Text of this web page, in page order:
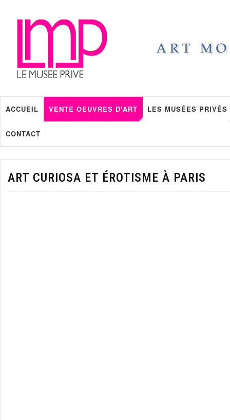
ACCUEIL VENTE OEUVRES D'ART LES MUSÉES PRIVÉS
CONTACT
ART CURIOSA ET ÉROTISME À PARIS